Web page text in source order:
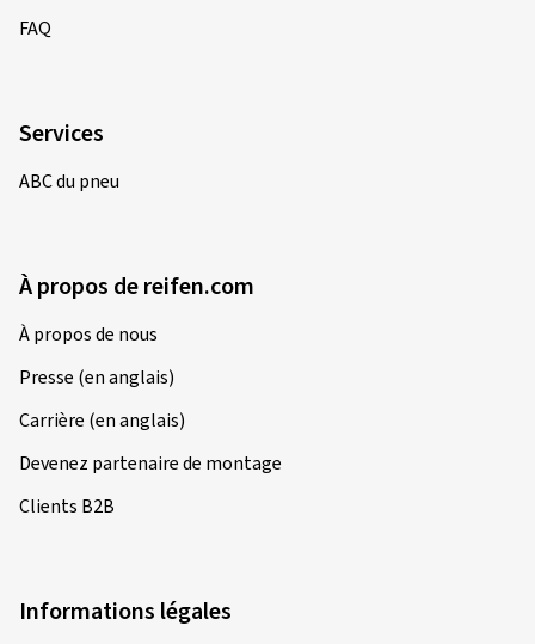
FAQ
Services
ABC du pneu
À propos de reifen.com
À propos de nous
Presse (en anglais)
Carrière (en anglais)
Devenez partenaire de montage
Clients B2B
Informations légales